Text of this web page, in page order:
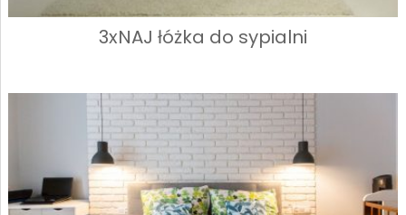
3xNAJ łóżka do sypialni